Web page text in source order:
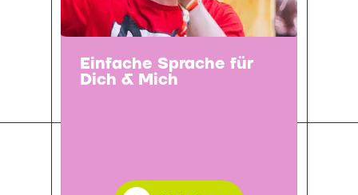
Einfache Sprache für
Dich & Mich